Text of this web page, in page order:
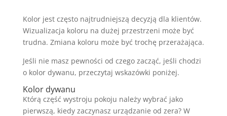
Kolor jest często najtrudniejszą decyzją dla klientów.
Wizualizacja koloru na dużej przestrzeni może być
trudna. Zmiana koloru może być trochę przerażająca.
Jeśli nie masz pewności od czego zacząć, jeśli chodzi
o kolor dywanu, przeczytaj wskazówki poniżej.
Kolor dywanu
Którą część wystroju pokoju należy wybrać jako
pierwszą, kiedy zaczynasz urządzanie od zera? W